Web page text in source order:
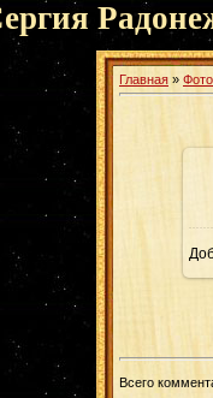
Главная »
Всего